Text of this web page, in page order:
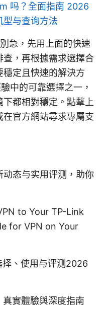
吗？全面指南 2026
与查询方法
急，先用上面的快速
，再根據需求選擇合
定且快速的解決方
中的可靠選擇之一，
都相對穩定。點擊上
官方網站尋求專屬支
态与实用评测，助你
to Your TP-Link
for VPN on Your
、使用与评测2026
實體驗與深度指南